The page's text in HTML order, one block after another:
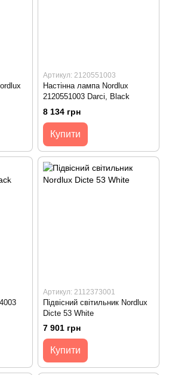
Артикул: 2120551003
Настінна лампа Nordlux
2120551003 Darci, Black
8 134 грн
Купити
Артикул: 2112373001
Підвісний світильник Nordlux
Dicte 53 White
7 901 грн
Купити